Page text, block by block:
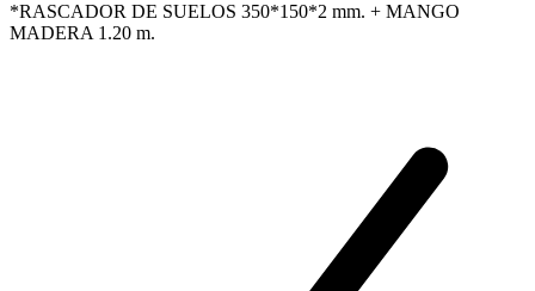
*RASCADOR DE SUELOS 350*150*2 mm. + MANGO
MADERA 1.20 m.